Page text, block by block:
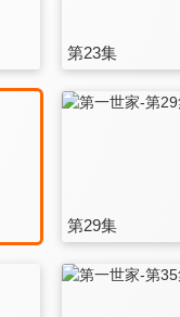
第23集
第29集